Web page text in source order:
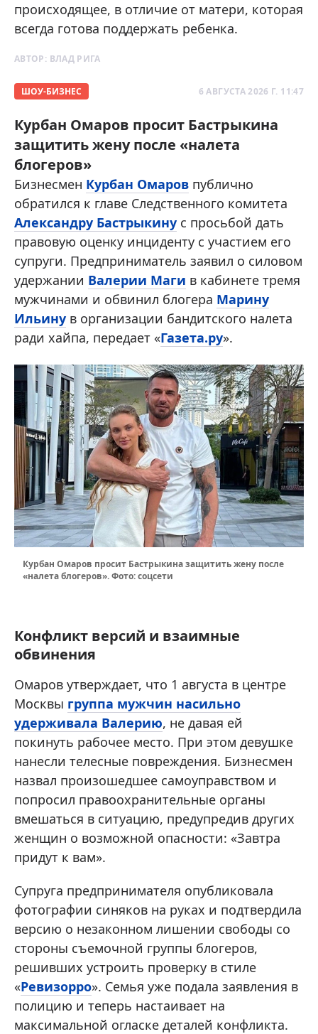
происходящее, в отличие от матери, которая
всегда готова поддержать ребенка.
АВТОР: ВЛАД РИГА
ШОУ-БИЗНЕС 6 АВГУСТА 2026 Г. 11:47
Курбан Омаров просит Бастрыкина
защитить жену после «налета
блогеров»
Бизнесмен Курбан Омаров публично
обратился к главе Следственного комитета
Александру Бастрыкину с просьбой дать
правовую оценку инциденту с участием его
супруги. Предприниматель заявил о силовом
удержании Валерии Маги в кабинете тремя
мужчинами и обвинил блогера Марину
Ильину в организации бандитского налета
ради хайпа, передает «Газета.ру».
Курбан Омаров просит Бастрыкина защитить жену после
«налета блогеров». Фото: соцсети
Конфликт версий и взаимные
обвинения
Омаров утверждает, что 1 августа в центре
Москвы группа мужчин насильно
удерживала Валерию, не давая ей
покинуть рабочее место. При этом девушке
нанесли телесные повреждения. Бизнесмен
назвал произошедшее самоуправством и
попросил правоохранительные органы
вмешаться в ситуацию, предупредив других
женщин о возможной опасности: «Завтра
придут к вам».
Супруга предпринимателя опубликовала
фотографии синяков на руках и подтвердила
версию о незаконном лишении свободы со
стороны съемочной группы блогеров,
решивших устроить проверку в стиле
«Ревизорро». Семья уже подала заявления в
полицию и теперь настаивает на
максимальной огласке деталей конфликта.